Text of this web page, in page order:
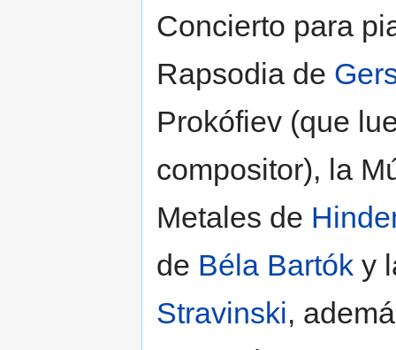
Concierto para
Rapsodia de
Prokófiev (que
compositor), la
Metales de
de Béla Bartók y
Stravinski,